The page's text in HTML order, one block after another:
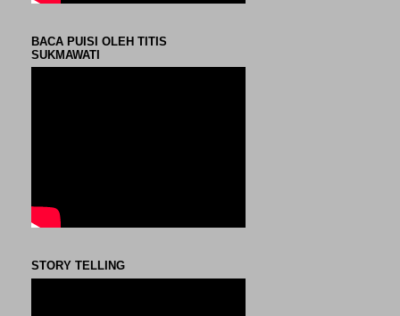
BACA PUISI OLEH TITIS
SUKMAWATI
STORY TELLING